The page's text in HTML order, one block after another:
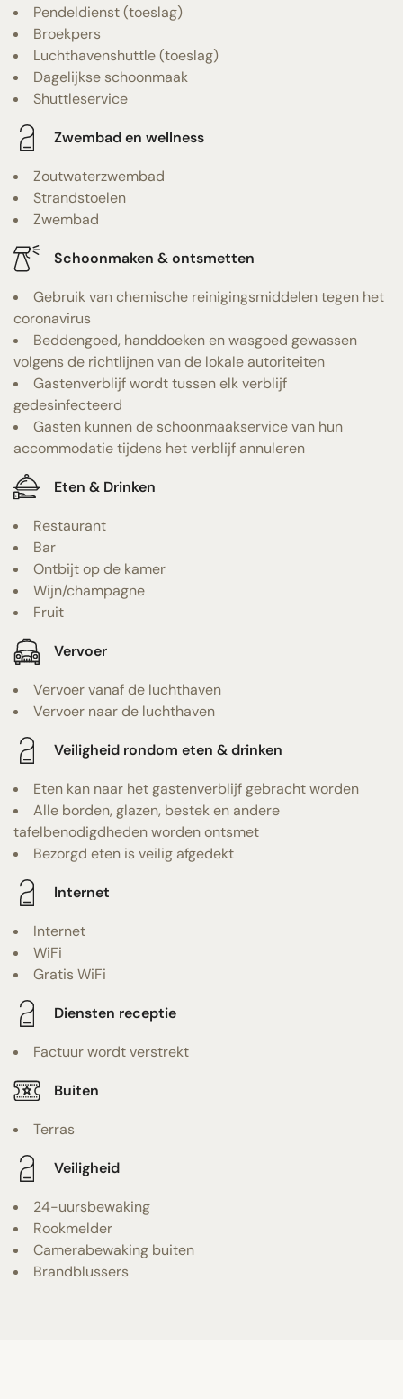
Pendeldienst (toeslag)
Broekpers
Luchthavenshuttle (toeslag)
Dagelijkse schoonmaak
Shuttleservice
Zwembad en wellness
Zoutwaterzwembad
Strandstoelen
Zwembad
Schoonmaken & ontsmetten
Gebruik van chemische reinigingsmiddelen tegen het
coronavirus
Beddengoed, handdoeken en wasgoed gewassen
volgens de richtlijnen van de lokale autoriteiten
Gastenverblijf wordt tussen elk verblijf
gedesinfecteerd
Gasten kunnen de schoonmaakservice van hun
accommodatie tijdens het verblijf annuleren
Eten & Drinken
Restaurant
Bar
Ontbijt op de kamer
Wijn/champagne
Fruit
Vervoer
Vervoer vanaf de luchthaven
Vervoer naar de luchthaven
Veiligheid rondom eten & drinken
Eten kan naar het gastenverblijf gebracht worden
Alle borden, glazen, bestek en andere
tafelbenodigdheden worden ontsmet
Bezorgd eten is veilig afgedekt
Internet
Internet
WiFi
Gratis WiFi
Diensten receptie
Factuur wordt verstrekt
Buiten
Terras
Veiligheid
24-uursbewaking
Rookmelder
Camerabewaking buiten
Brandblussers